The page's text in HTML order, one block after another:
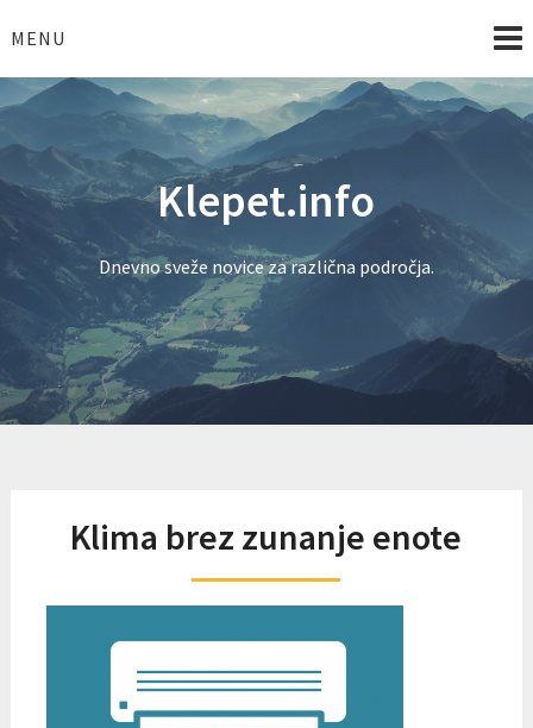
toMENU
Klepet.info
Dnevno sveže novice za različna področja.
Klima brez zunanje enote